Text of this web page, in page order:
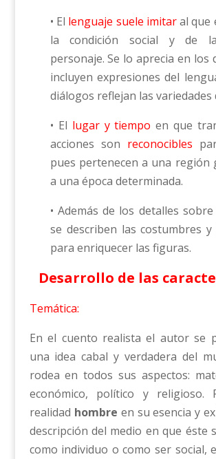
• El lenguaje suele imitaral que
la condición social y de
personaje. Se lo aprecia en los
incluyen expresiones del
diálogos reflejan las variedades
• El lugar y tiempo en que
acciones son reconocibles
pues pertenecen a una región
a una época determinada.
• Además de los detalles
se describen las costumbres
para enriquecer las figuras.
Desarrollo de las
Temática:
En el cuento realista el autor se
una idea cabal y verdadera del
rodea en todos sus aspectos:
económico, político y religioso.
realidad hombre en su esencia y
descripción del medio en que éste
como individuo o como ser social,